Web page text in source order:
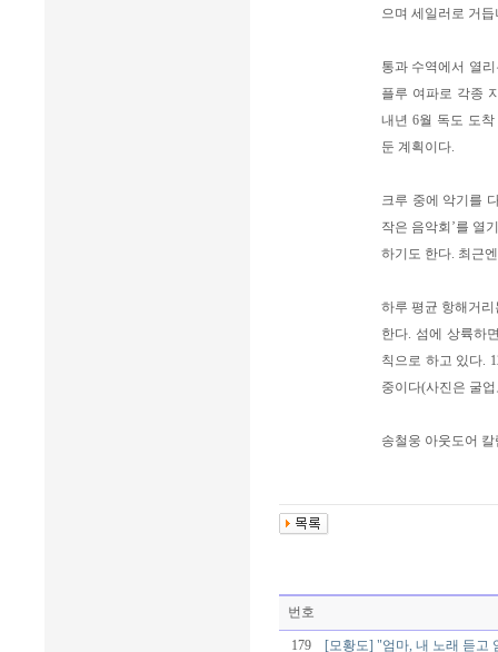
으며 세일러로 거
통과 수역에서 열
플루 여파로 각종
내년 6월 독도 도
둔 계획이다.
크루 중에 악기를
작은 음악회’를 열
하기도 한다. 최근
하루 평균 항해거
한다. 섬에 상륙하
칙으로 하고 있다.
중이다(사진은 굴
송철웅 아웃도어
번호
179 [모황도] "엄마, 내 노래 듣고